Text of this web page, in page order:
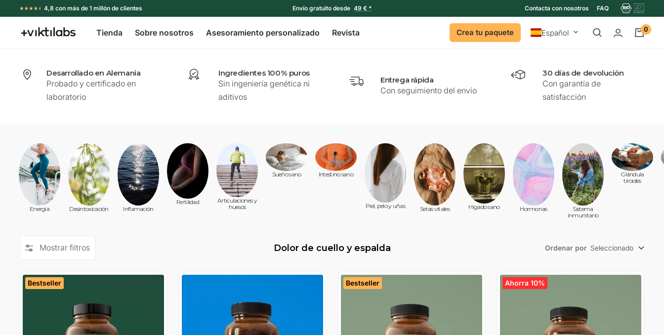
directamente
4,8 con más de 1 millón de clientes Envío gratuito desde 49 € * Contacta con nosotros FAQ
Tienda Sobre nosotros Asesoramiento personalizado Revista
Viktilabs Crea tu paquete IdiomaEspañol 0
Desarrollado en Alemania
Probado y certificado en
laboratorio
Ingredientes 100% puros
Sin ingeniería genética ni
aditivos
Entrega rápida
Con seguimiento del envío
30 días de devolución
Con garantía de
satisfacción
Energía Desintoxicación Inflamación
Fertilidad
Articulaciones y
huesos
Sueño sano Intestino sano
Piel, pelo y uñas Setas vitales Hígado sano Hormonas
Sistema
inmunitario
Glándula
tiroides
Mostrar filtros Dolor de cuello y espalda Ordenar por Seleccionado
Bestseller Bestseller Ahorra 10%